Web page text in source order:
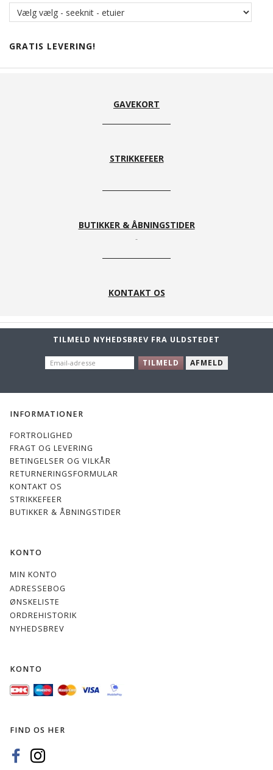
GRATIS LEVERING!
GAVEKORT
STRIKKEFEER
BUTIKKER & ÅBNINGSTIDER
KONTAKT OS
TILMELD NYHEDSBREV FRA ULDSTEDET
EMAIL-
ADRESSE
TILMELD AFMELD
INFORMATIONER
FORTROLIGHED
FRAGT OG LEVERING
BETINGELSER OG VILKÅR
RETURNERINGSFORMULAR
KONTAKT OS
STRIKKEFEER
BUTIKKER & ÅBNINGSTIDER
KONTO
MIN KONTO
ADRESSEBOG
ØNSKELISTE
ORDREHISTORIK
NYHEDSBREV
KONTO
FIND OS HER